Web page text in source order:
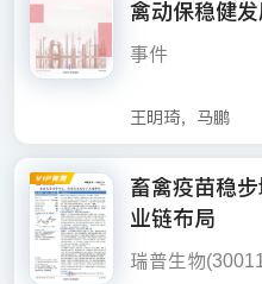
充产品具有共
宠物营养品赛
建议关注：1）
王国签署犬猫
议，内外销共
数字生命库，
龙头乖宝宠物
年业绩扭亏的
动识别/实时监
风险提示
消费复苏不及
济波动等。
渠道等方面均
有望加速。
制剂及原料药
比-5.83%，主
地，在印尼、
完成35款产品
级合作，并深
分别实现营收
66%/
物、瑞派宠物
块的深度协同
务”的完整价值
随着养宠规模
关注度的提升
些？我国宠物
体面临产业机
宠物食品行业
行分析，以期
展的视角，更
如果觉得此报
圈，支持作者
禽动保稳健
250406
事件
公司披露2024
亿元，同比增
非归母净利润
向全体股东每
动保行业竞争
2024年公司兽
王明琦，马鹏
畜禽疫苗稳
业链布局
瑞普生物